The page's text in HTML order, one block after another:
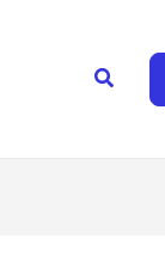
Search